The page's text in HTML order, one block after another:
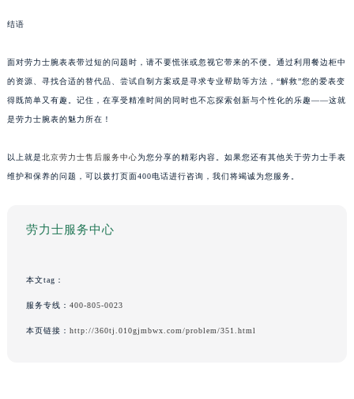
结语
面对劳力士腕表表带过短的问题时，请不要慌张或忽视它带来的不便。通过利用餐边柜中
的资源、寻找合适的替代品、尝试自制方案或是寻求专业帮助等方法，“解救”您的爱表变
得既简单又有趣。记住，在享受精准时间的同时也不忘探索创新与个性化的乐趣——这就
是劳力士腕表的魅力所在！
以上就是北京劳力士售后服务中心为您分享的精彩内容。如果您还有其他关于劳力士手表
维护和保养的问题，可以拨打页面400电话进行咨询，我们将竭诚为您服务。
劳力士服务中心
本文tag：
服务专线： 400-805-0023
本页链接： http://360tj.010gjmbwx.com/problem/351.html